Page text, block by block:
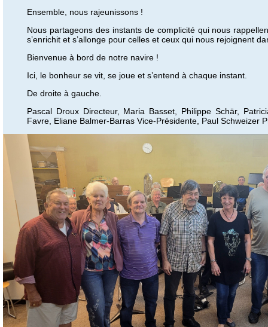
Ensemble, nous rajeunissons !
Nous partageons des instants de complicité qui nous
s’enrichit et s’allonge pour celles et ceux qui nous rejoignent
Bienvenue à bord de notre navire !
Ici, le bonheur se vit, se joue et s’entend à chaque instant.
De droite à gauche.
Pascal Droux Directeur, Maria Basset, Philippe Schär,
Favre, Eliane Balmer-Barras Vice-Présidente, Paul Schweizer